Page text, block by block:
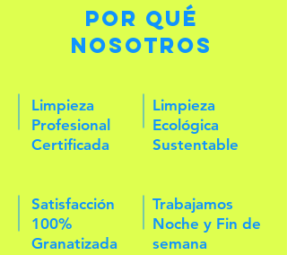
POR QUÉ
NOSOTROS
Limpieza
Profesional
Certificada
Limpieza
Ecológica
Sustentable
Satisfacción
100%
Granatizada
Trabajamos
Noche y Fin de
semana